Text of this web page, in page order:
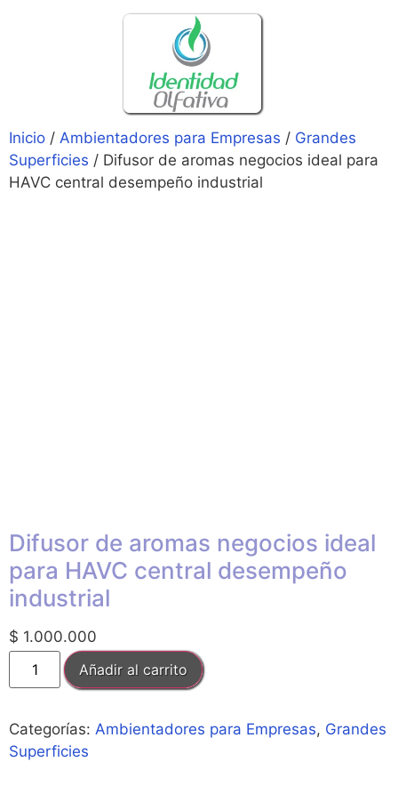
Inicio / Ambientadores para Empresas / Grandes
Superficies / Difusor de aromas negocios ideal para
HAVC central desempeño industrial
Difusor de aromas negocios ideal
para HAVC central desempeño
industrial
$ 1.000.000
Añadir al carrito
Categorías: Ambientadores para Empresas, Grandes
Superficies